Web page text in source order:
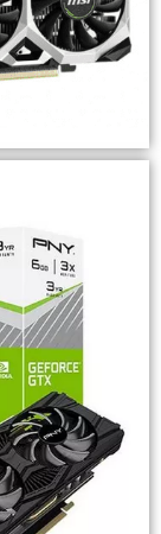
4G OC